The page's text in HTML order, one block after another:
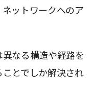
ットワークへのア
なる構造や経路を
とでしか解決され